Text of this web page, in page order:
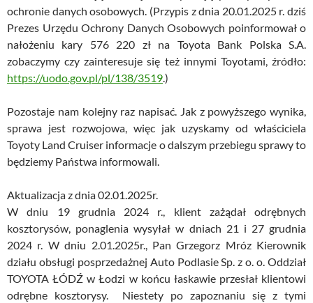
ochronie danych osobowych. (Przypis z dnia 20.01.2025 r. dziś
Prezes Urzędu Ochrony Danych Osobowych poinformował o
nałożeniu kary 576 220 zł na Toyota Bank Polska S.A.
zobaczymy czy zainteresuje się też innymi Toyotami, źródło:
https://uodo.gov.pl/pl/138/3519.)
Pozostaje nam kolejny raz napisać. Jak z powyższego wynika,
sprawa jest rozwojowa, więc jak uzyskamy od właściciela
Toyoty Land Cruiser informacje o dalszym przebiegu sprawy to
będziemy Państwa informowali.
Aktualizacja z dnia 02.01.2025r.
W dniu 19 grudnia 2024 r., klient zażądał odrębnych
kosztorysów, ponaglenia wysyłał w dniach 21 i 27 grudnia
2024 r. W dniu 2.01.2025r., Pan Grzegorz Mróz Kierownik
działu obsługi posprzedażnej Auto Podlasie Sp. z o. o. Oddział
TOYOTA ŁÓDŹ w Łodzi w końcu łaskawie przesłał klientowi
odrębne kosztorysy. Niestety po zapoznaniu się z tymi